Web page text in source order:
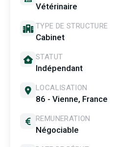
Vétérinaire
TYPE DE STRUCTURE
Cabinet
STATUT
Indépendant
LOCALISATION
86 - Vienne, France
REMUNERATION
Négociable